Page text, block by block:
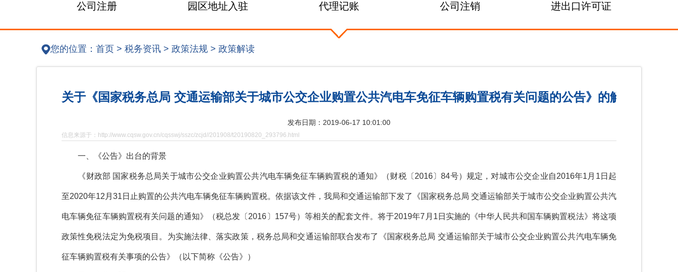
公司注册 园区地址入驻 代理记账 公司注销 进出口许可证
您的位置： 首页 > 税务资讯 > 政策法规 > 政策解读
关于《国家税务总局 交通运输部关于城市公交企业购置公共汽电车免征车辆购置税有关问题的公告》的解读
发布日期：2019-06-17 10:01:00
信息来源于：http://www.cqsw.gov.cn/cqsswj/sszc/zcjd//201908/t20190820_293796.html
一、《公告》出台的背景
《财政部 国家税务总局关于城市公交企业购置公共汽电车辆免征车辆购置税的通知》（财税〔2016〕84号）规定，对城市公交企业自2016年1月1日起
至2020年12月31日止购置的公共汽电车辆免征车辆购置税。依据该文件，我局和交通运输部下发了《国家税务总局 交通运输部关于城市公交企业购置公共汽
电车辆免征车辆购置税有关问题的通知》（税总发〔2016〕157号）等相关的配套文件。将于2019年7月1日实施的《中华人民共和国车辆购置税法》将这项
政策性免税法定为免税项目。为实施法律、落实政策，税务总局和交通运输部联合发布了《国家税务总局 交通运输部关于城市公交企业购置公共汽电车辆免
征车辆购置税有关事项的公告》（以下简称《公告》）